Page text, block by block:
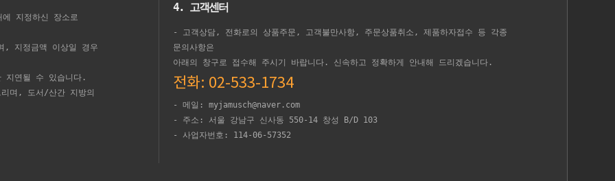
지정하신 장소로
, 지정금액 이상일 경우
지연될 수 있습니다.
며, 도서/산간 지방의
4. 고객센터
- 고객상담, 전화로의 상품주문, 고객불만사항, 주문상품취소, 제품하자접수 등 각종
문의사항은
아래의 창구로 접수해 주시기 바랍니다. 신속하고 정확하게 안내해 드리겠습니다.
전화: 02-533-1734
- 메일: myjamusch@naver.com
- 주소: 서울 강남구 신사동 550-14 창성 B/D 103
- 사업자번호: 114-06-57352